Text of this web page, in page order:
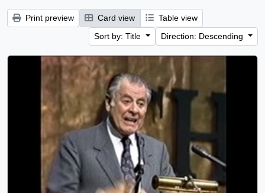
Print preview Card view
Table view
Sort by: Title
Direction: Descending